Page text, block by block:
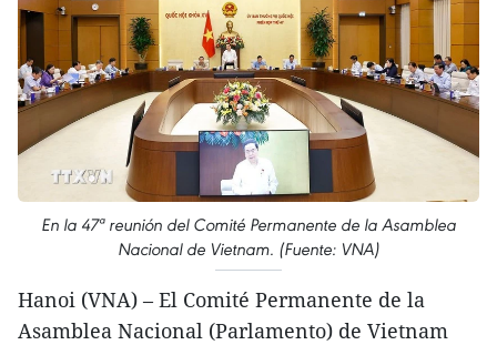
En la 47ª reunión del Comité Permanente de la Asamblea
Nacional de Vietnam. (Fuente: VNA)
Hanoi (VNA) – El Comité Permanente de la
Asamblea Nacional (Parlamento) de Vietnam